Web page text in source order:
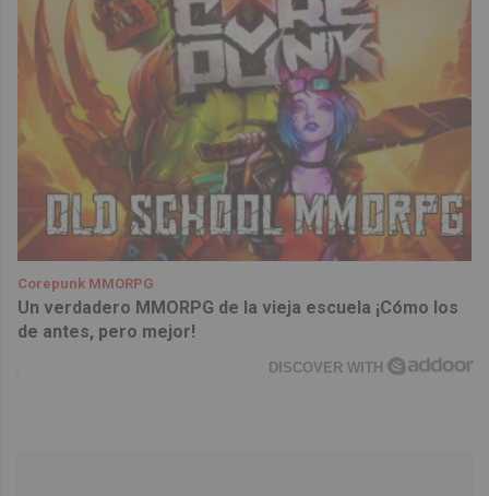
Corepunk MMORPG
Un verdadero MMORPG de la vieja escuela ¡Cómo los
de antes, pero mejor!
DISCOVER WITH